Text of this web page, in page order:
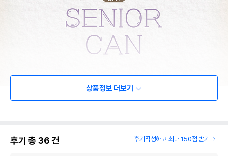
상품정보 더보기
후기 총 36건 후기작성하고 최대 150점 받기